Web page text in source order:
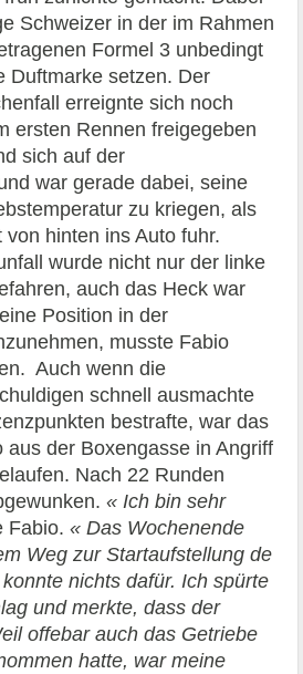
Schweizer in der im Rahmen
Formel 3 unbedingt
Duftmarke setzen. Der
erreignte sich noch
ersten Rennen freigegeben
sich auf der
war gerade dabei, seine
zu kriegen, als
hinten ins Auto fuhr.
wurde nicht nur der linke
auch das Heck war
Position in der
musste Fabio
Auch wenn die
schnell ausmachte
bestrafte, war das
aus der Boxengasse in Angriff
Nach 22 Runden
« Ich bin sehr
Fabio.« Das Wochenende
Weg zur Startaufstellung de
nichts dafür. Ich spürte
und merkte, dass der
offebar auch das Getriebe
hatte, war meine